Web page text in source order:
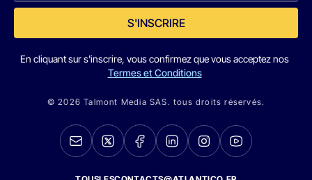
S'INSCRIRE
En cliquant sur s'inscrire, vous confirmez que vous acceptez nos
Termes et Conditions
© 2026 Talmont Media SAS. tous droits réservés.